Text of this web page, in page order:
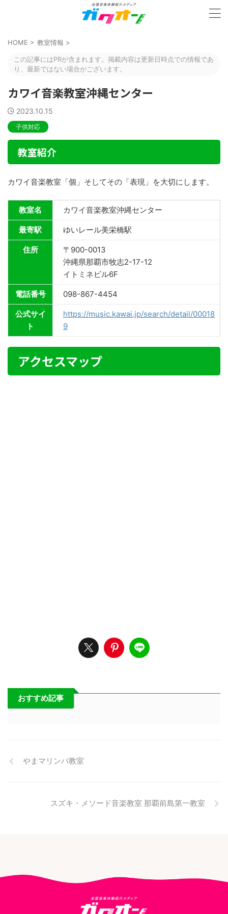
HOME > 教室情報 >
この記事にはPRが含まれます。掲載内容は更新日時点での情報であ
り、最新ではない場合がございます。
カワイ音楽教室沖縄センター
2023.10.15
子供対応
教室紹介
カワイ音楽教室「個」そしてその「表現」を大切にします。
教室名 カワイ音楽教室沖縄センター
最寄駅 ゆいレール美栄橋駅
住所
〒900-0013
沖縄県那覇市牧志2-17-12
イトミネビル6F
電話番号 098-867-4454
公式サイ
ト
https://music.kawai.jp/search/detail/00018
9
アクセスマップ
おすすめ記事
やまマリンバ教室
スズキ・メソード音楽教室 那覇前島第一教室